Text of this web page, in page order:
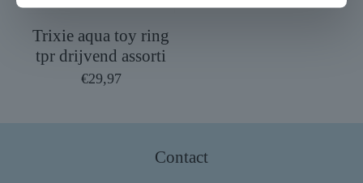
Trixie aqua toy ring
tpr drijvend assorti
€29,97
Contact